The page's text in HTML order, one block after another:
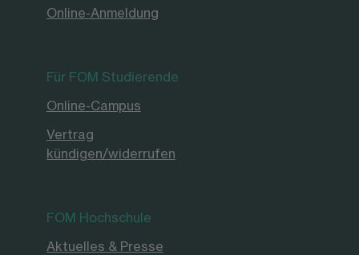
Online-Anmeldung
Für FOM Studierende
Online-Campus
Vertrag
kündigen/widerrufen
FOM Hochschule
Aktuelles & Presse